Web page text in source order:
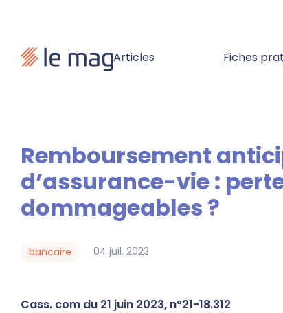
Articles Fiches
Remboursement anticipé d’un prêt in fine garanti par le nantissement
d’assurance-vie :
dommageables ?
04 juil. 2023
bancaire
Cass. com du 21 juin 2023, n°21-18.312